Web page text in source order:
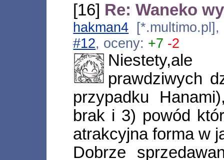
[16] Re: Waneko
hakman4
#12, oceny: +7 -2
prawdziwych
przypadku
brak i 3) powód
atrakcyjna forma w
Dobrze